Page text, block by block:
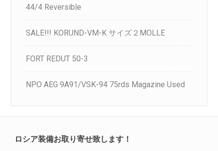
44/4 Reversible
SALE!!! KORUND-VM-K サイズ２MOLLE
FORT REDUT 50-3
NPO AEG 9A91/VSK-94 75rds Magazine Used
ロシア装備お取り寄せ致します！